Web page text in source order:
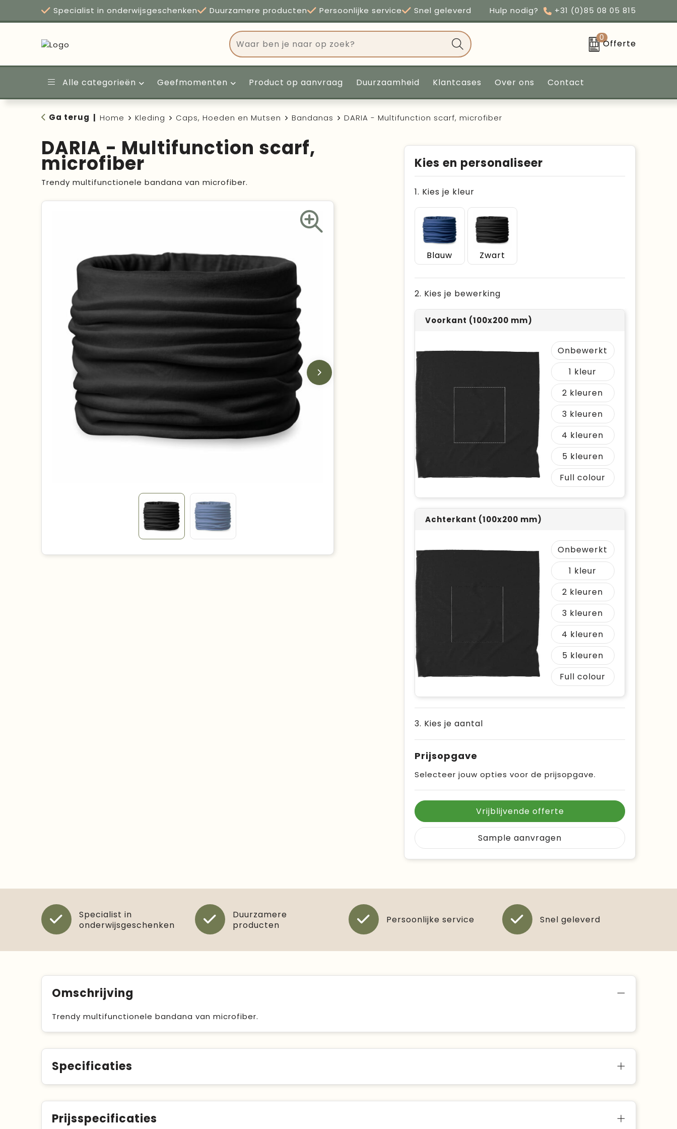
Specialist in onderwijsgeschenken Duurzamere producten Persoonlijke service Snel geleverd Hulp nodig? +31 (0)85 08 05 815
0
Offerte
Alle categorieën Geefmomenten Product op aanvraag Duurzaamheid Klantcases Over ons Contact
Ga terug Home Kleding Caps, Hoeden en Mutsen Bandanas DARIA - Multifunction scarf, microfiber
DARIA - Multifunction scarf,
microfiber
Trendy multifunctionele bandana van microfiber.
Kies en personaliseer
1. Kies je kleur
Blauw Zwart
2. Kies je bewerking
Voorkant (100x200 mm)
Onbewerkt
1
2
3
4
5
Full colour
Achterkant (100x200 mm)
Onbewerkt
1
2
3
4
5
Full colour
3. Kies je aantal
Prijsopgave
Selecteer jouw opties voor de prijsopgave.
Vrijblijvende offerte
Sample aanvragen
Specialist in
onderwijsgeschenken
Duurzamere
producten
Persoonlijke service Snel geleverd
Omschrijving
Trendy multifunctionele bandana van microfiber.
Specificaties
Prijsspecificaties